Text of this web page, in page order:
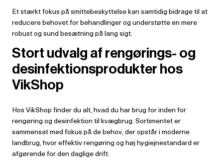
Et stærkt fokus på smittebeskyttelse kan samtidig bidrage til at
reducere behovet for behandlinger og understøtte en mere
robust og sund besætning på lang sigt.
Stort udvalg af rengørings- og
desinfektionsprodukter hos
VikShop
Hos VikShop finder du alt, hvad du har brug for inden for
rengøring og desinfektion til kvægbrug. Sortimentet er
sammensat med fokus på de behov, der opstår i moderne
landbrug, hvor effektiv rengøring og høj hygiejnestandard er
afgørende for den daglige drift.